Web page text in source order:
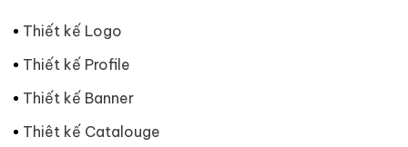
Thiết kế Logo
Thiết kế Profile
Thiết kế Banner
Thiêt kế Catalouge